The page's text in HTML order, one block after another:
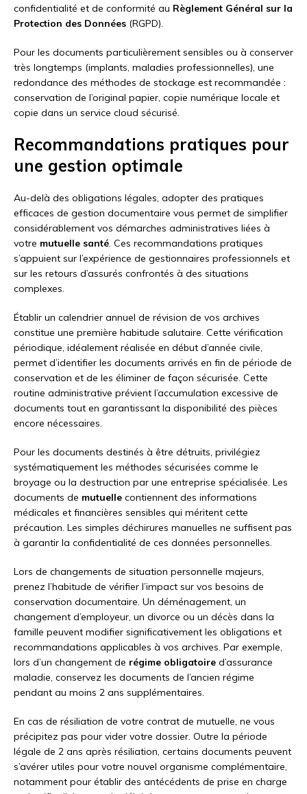
confidentialité et de conformité au Règlement Général sur la
Protection des Données (RGPD).
Pour les documents particulièrement sensibles ou à conserver
très longtemps (implants, maladies professionnelles), une
redondance des méthodes de stockage est recommandée :
conservation de l’original papier, copie numérique locale et
copie dans un service cloud sécurisé.
Recommandations pratiques pour
une gestion optimale
Au-delà des obligations légales, adopter des pratiques
efficaces de gestion documentaire vous permet de simplifier
considérablement vos démarches administratives liées à
votre mutuelle santé. Ces recommandations pratiques
s’appuient sur l’expérience de gestionnaires professionnels et
sur les retours d’assurés confrontés à des situations
complexes.
Établir un calendrier annuel de révision de vos archives
constitue une première habitude salutaire. Cette vérification
périodique, idéalement réalisée en début d’année civile,
permet d’identifier les documents arrivés en fin de période de
conservation et de les éliminer de façon sécurisée. Cette
routine administrative prévient l’accumulation excessive de
documents tout en garantissant la disponibilité des pièces
encore nécessaires.
Pour les documents destinés à être détruits, privilégiez
systématiquement les méthodes sécurisées comme le
broyage ou la destruction par une entreprise spécialisée. Les
documents de mutuelle contiennent des informations
médicales et financières sensibles qui méritent cette
précaution. Les simples déchirures manuelles ne suffisent pas
à garantir la confidentialité de ces données personnelles.
Lors de changements de situation personnelle majeurs,
prenez l’habitude de vérifier l’impact sur vos besoins de
conservation documentaire. Un déménagement, un
changement d’employeur, un divorce ou un décès dans la
famille peuvent modifier significativement les obligations et
recommandations applicables à vos archives. Par exemple,
lors d’un changement de régime obligatoire d’assurance
maladie, conservez les documents de l’ancien régime
pendant au moins 2 ans supplémentaires.
En cas de résiliation de votre contrat de mutuelle, ne vous
précipitez pas pour vider votre dossier. Outre la période
légale de 2 ans après résiliation, certains documents peuvent
s’avérer utiles pour votre nouvel organisme complémentaire,
notamment pour établir des antécédents de prise en charge